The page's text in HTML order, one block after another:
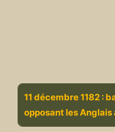
11 décembre 1182 :
opposant les Anglais